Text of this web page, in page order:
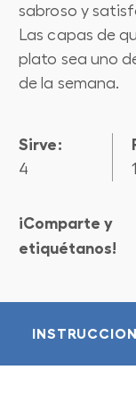
sabroso y
Las capas de
plato sea uno
de la semana.
Sirve:
4
¡Comparte y
etiquétanos!